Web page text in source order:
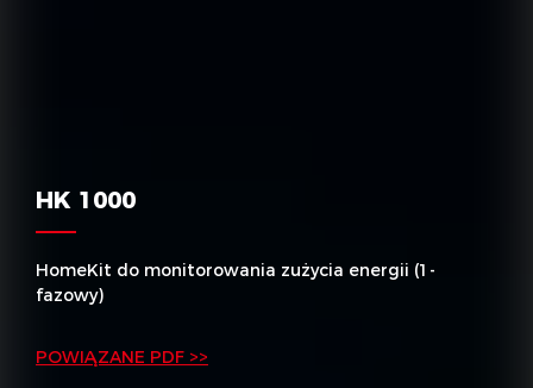
HK 1000
HomeKit do monitorowania zużycia energii (1-
fazowy)
POWIĄZANE PDF >>